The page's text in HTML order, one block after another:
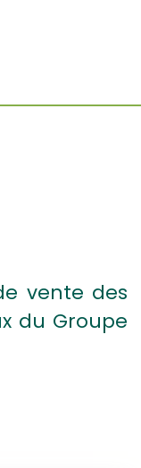
vente des
du Groupe